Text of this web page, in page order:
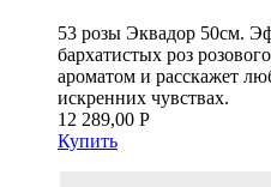
53 розы Эквадор 50см.
бархатистых роз
ароматом и расскажет
искренних чувствах.
12 289,00 Р
Купить